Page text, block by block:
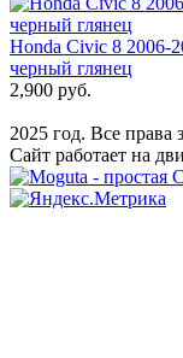
Honda Civic 8 2006-
черный глянец
2,900 руб.
2025 год. Все
Сайт работает на